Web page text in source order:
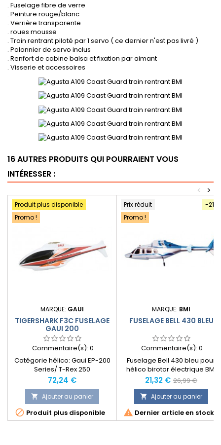
. Fuselage fibre de verre
. Peinture rouge/blanc
. Verrière transparente
. roues mousse
. Train rentrant piloté par 1 servo ( ce dernier n'est pas livré )
. Palonnier de servo inclus
. Renfort de cabine balsa et fixation par aimant
. Visserie et accessoires
16 AUTRES PRODUITS QUI POURRAIENT VOUS
INTÉRESSER :
>
<
Produit plus disponible
Promo !
MARQUE: GAUI
TIGERSHARK F3C FUSELAGE
GAUI 200
Commentaire(s): 0
Catégorie hélico: Gaui EP-200
Series/ T-Rex 250
Prix
72,24 €
 Ajouter au panier
 Produit plus disponible
-21%
Prix réduit
Promo !
MARQUE: BMI
FUSELAGE BELL 430 BLEU
Commentaire(s): 0
Fuselage Bell 430 bleu pour
hélico birotor électrique BMI
Carbooon DX Bell 430. Livré
avec LED et cables pré-
installés. Livré en plastique
léger et décoré.
Prix
21,32 € Prix
normal
26,99 €
 Ajouter au panier
 Dernier article en stock